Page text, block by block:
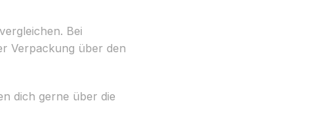
Bei
Verpackung über den
dich gerne über die